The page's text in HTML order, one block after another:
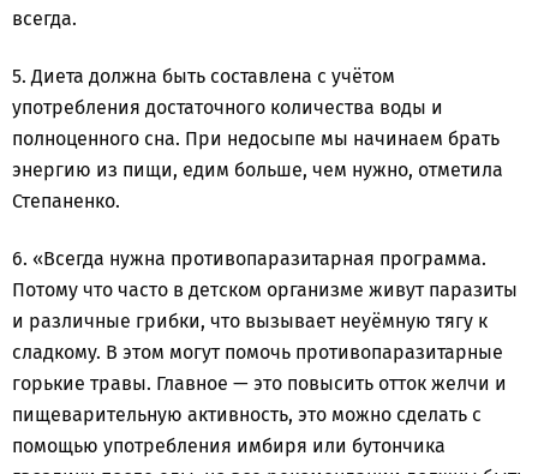
всегда.
5. Диета должна быть составлена с учётом
употребления достаточного количества воды и
полноценного сна. При недосыпе мы начинаем брать
энергию из пищи, едим больше, чем нужно, отметила
Степаненко.
6. «Всегда нужна противопаразитарная программа.
Потому что часто в детском организме живут паразиты
и различные грибки, что вызывает неуёмную тягу к
сладкому. В этом могут помочь противопаразитарные
горькие травы. Главное — это повысить отток желчи и
пищеварительную активность, это можно сделать с
помощью употребления имбиря или бутончика